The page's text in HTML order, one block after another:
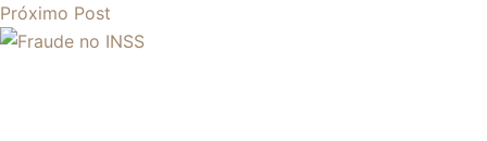
Próximo Post